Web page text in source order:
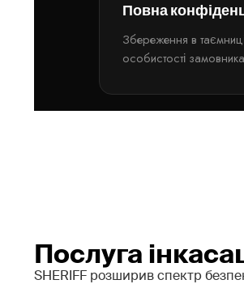
Повна
Збереження в
особистості
Послуга
SHERIFF розширив спектр